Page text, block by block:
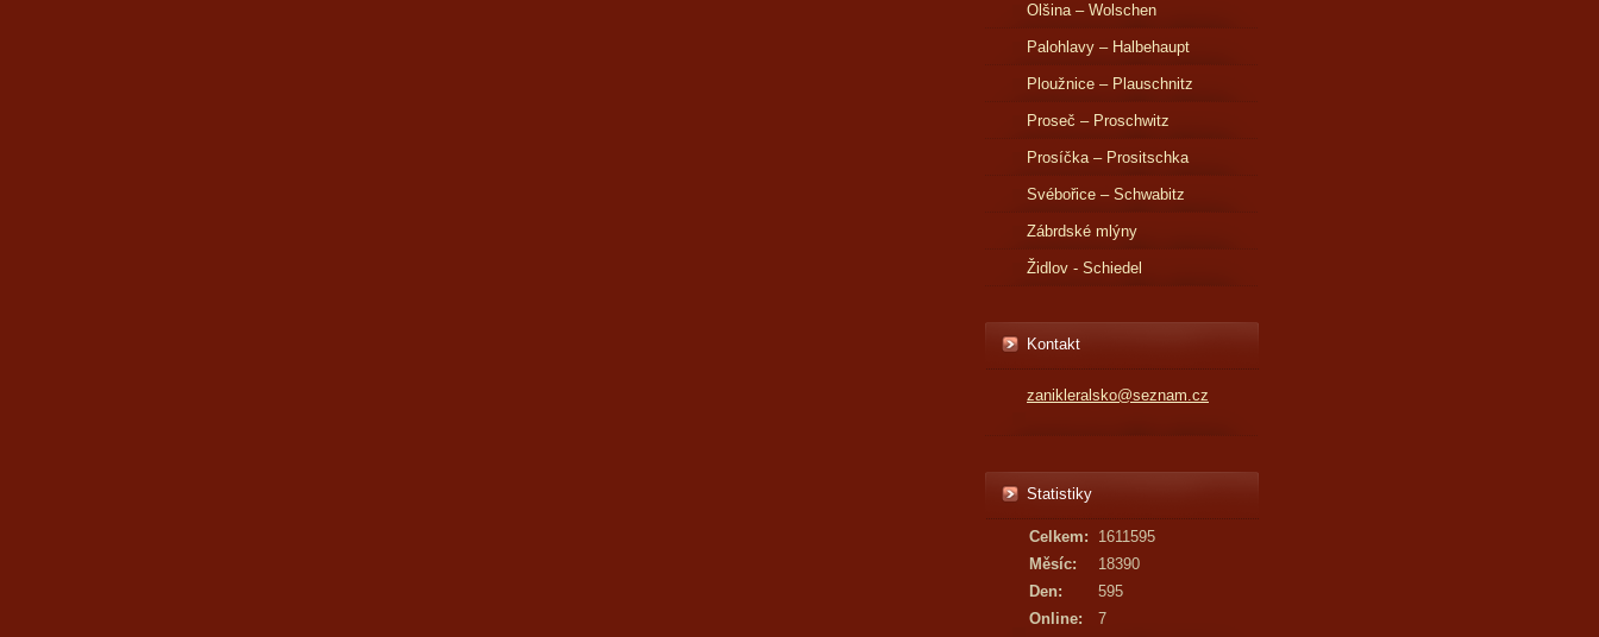
Olšina – Wolschen
Palohlavy – Halbehaupt
Ploužnice – Plauschnitz
Proseč – Proschwitz
Prosíčka – Prositschka
Svébořice – Schwabitz
Zábrdské mlýny
Židlov - Schiedel
Kontakt
zanikleralsko@seznam.cz
Statistiky
Online: 7
Celkem:
1611595
Měsíc:
18390
Den:
595